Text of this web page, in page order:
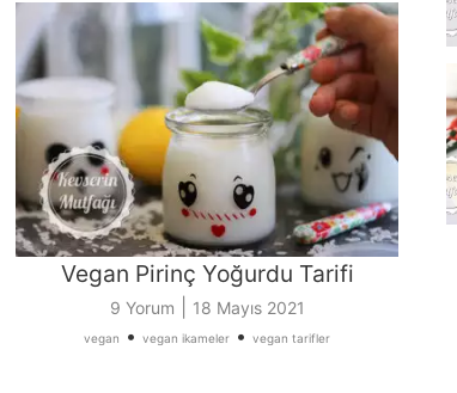
Vegan Pirinç Yoğurdu Tarifi
9 Yorum 18 Mayıs 2021
vegan • vegan ikameler • vegan tarifler